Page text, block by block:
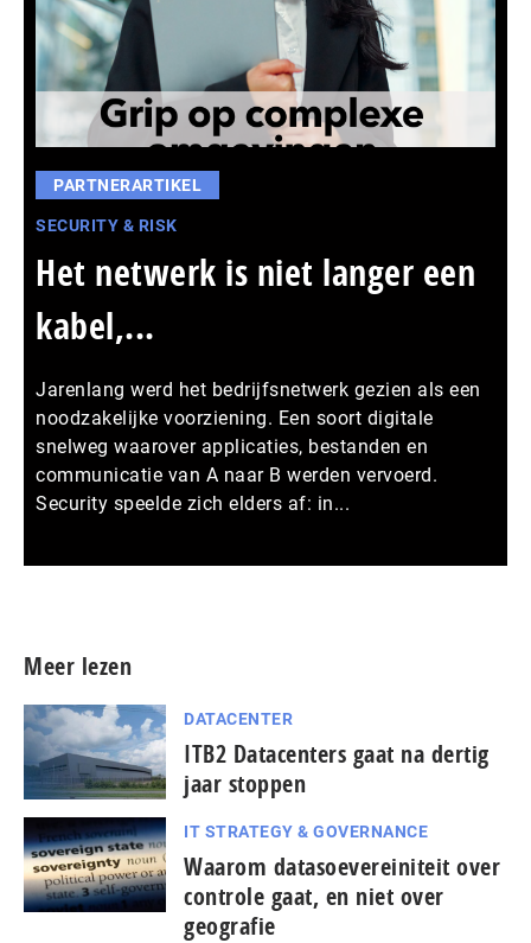
PARTNERARTIKEL
SECURITY & RISK
Het netwerk is niet langer een
kabel,...
Jarenlang werd het bedrijfsnetwerk gezien als een
noodzakelijke voorziening. Een soort digitale
snelweg waarover applicaties, bestanden en
communicatie van A naar B werden vervoerd.
Security speelde zich elders af: in...
Meer lezen
DATACENTER
ITB2 Datacenters gaat na dertig
jaar stoppen
IT STRATEGY & GOVERNANCE
Waarom datasoevereiniteit over
controle gaat, en niet over
geografie